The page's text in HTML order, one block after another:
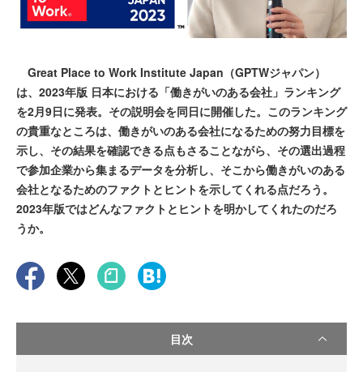
Great Place to Work Institute Japan（GPTWジャパン）
は、2023年版 日本における「働きがいのある会社」ランキング
を2月9日に発表。その説明会を同日に開催した。このランキング
の貴重なところは、働きがいのある会社になるための努力目標を
示し、その結果を確認できる点もさることながら、その選出過程
で参加企業から集まるデータを分析し、そこから働きがいのある
会社となるためのファクトとヒントを示してくれる点だろう。
2023年版ではどんなファクトとヒントを明かしてくれたのだろ
うか。
目次